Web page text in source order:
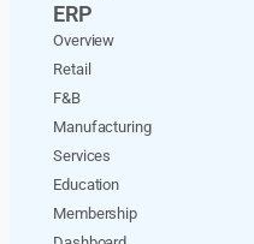
ERP
Overview
Retail
F&B
Manufacturing
Services
Education
Membership